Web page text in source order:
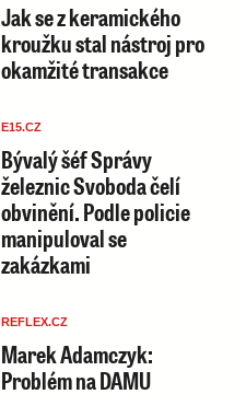
Jak se z keramického
kroužku stal nástroj pro
okamžité transakce
E15.CZ
Bývalý šéf Správy
železnic Svoboda čelí
obvinění. Podle policie
manipuloval se
zakázkami
REFLEX.CZ
Marek Adamczyk:
Problém na DAMU